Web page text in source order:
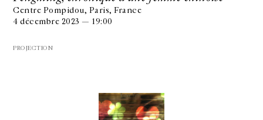
Centre Pompidou, Paris, France
4 décembre 2023 — 19:00
PROJECTION